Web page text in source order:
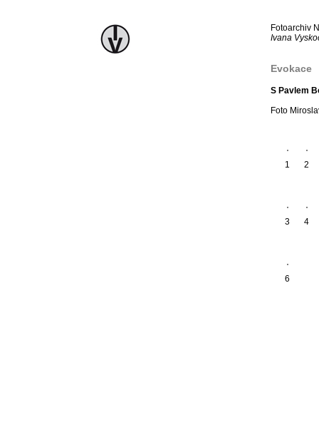
Fotoarchiv
Ivana
Evokace
S Pavlem
Foto
1 2
3 4
6